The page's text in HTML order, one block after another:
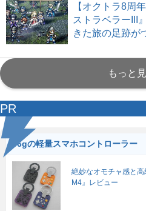
【オクトラ8周
ストラベラーIII
きた旅の足跡が
もっと
PR
56gの軽量スマホコントローラー
絶妙なオモチャ感と
M4』レビュー